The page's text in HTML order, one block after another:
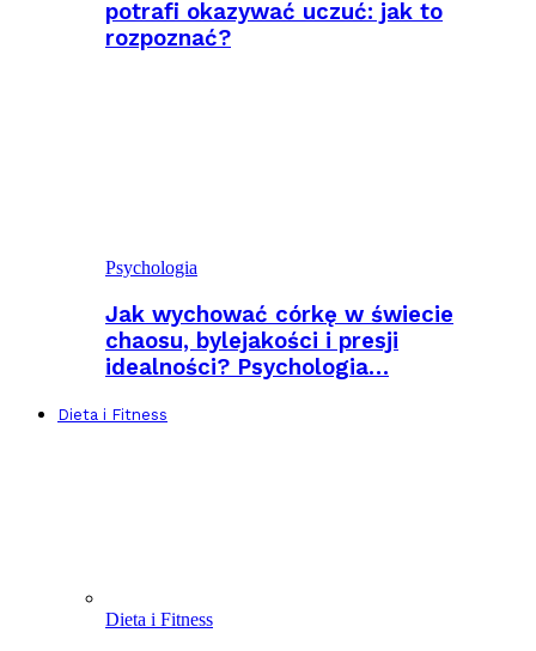
potrafi okazywać uczuć: jak to
rozpoznać?
Psychologia
Jak wychować córkę w świecie
chaosu, bylejakości i presji
idealności? Psychologia…
Dieta i Fitness
Dieta i Fitness